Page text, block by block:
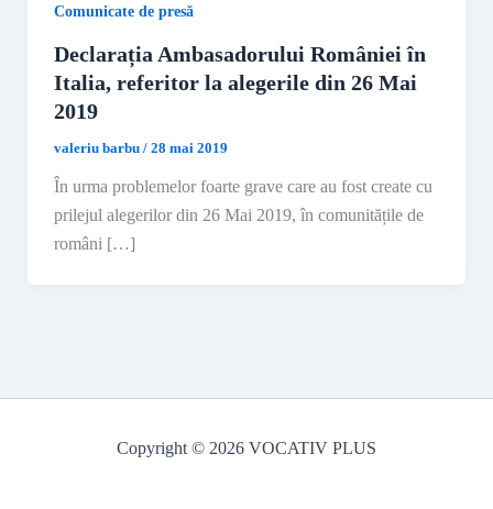
Comunicate de presă
Declarația Ambasadorului României în
Italia, referitor la alegerile din 26 Mai
2019
valeriu barbu / 28 mai 2019
În urma problemelor foarte grave care au fost create cu
prilejul alegerilor din 26 Mai 2019, în comunitățile de
români […]
Copyright © 2026 VOCATIV PLUS